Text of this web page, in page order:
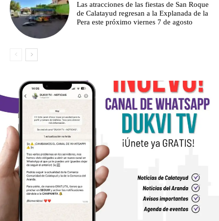
Las atracciones de las fiestas de San Roque
de Calatayud regresan a la Explanada de la
Pera este próximo viernes 7 de agosto